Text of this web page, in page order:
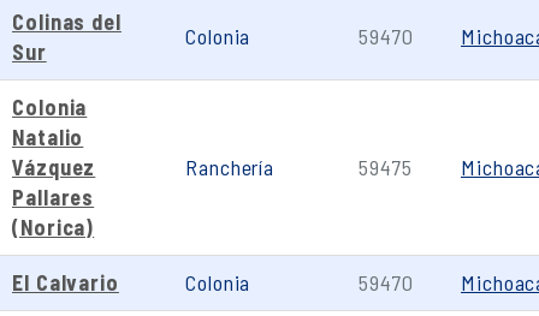
Colinas del
Sur
Colonia 59470
Colonia
Natalio
Vázquez
Pallares
(Norica)
Ranchería 59475
El Calvario Colonia 59470